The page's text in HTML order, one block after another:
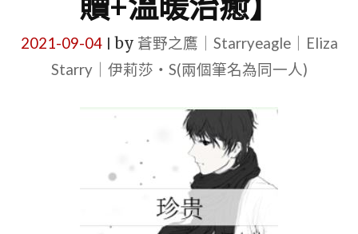
2021-09-04| by 蒼野之鷹｜Starryeagle｜Eliza
Starry｜伊莉莎・S(兩個筆名為同一人)